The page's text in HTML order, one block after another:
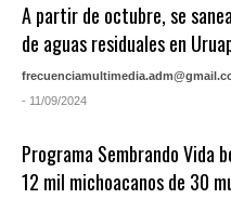
A partir de octubre, se
de aguas residuales en
- 11/09/2024
Programa Sembrando Vida
12 mil michoacanos de 30